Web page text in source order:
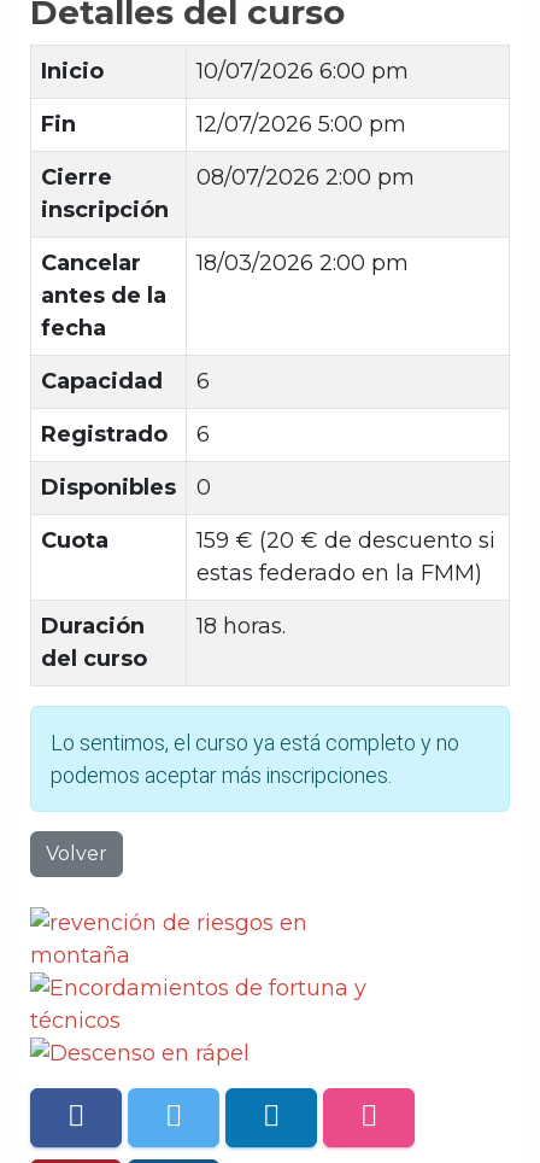
Detalles del curso
Inicio
10/07/2026 6:00 pm
Fin
12/07/2026 5:00 pm
Cierre
inscripción
08/07/2026 2:00 pm
Cancelar
antes de la
fecha
18/03/2026 2:00 pm
Capacidad
6
Registrado
6
Disponibles
0
Cuota
159 € (20 € de descuento si
estas federado en la FMM)
Duración
del curso
18 horas.
Lo sentimos, el curso ya está completo y no
podemos aceptar más inscripciones.
Volver